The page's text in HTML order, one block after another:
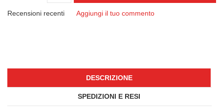
Recensioni recenti Aggiungi il tuo commento
DESCRIZIONE
SPEDIZIONI E RESI